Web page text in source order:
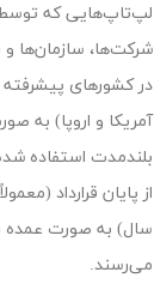
لپ‌تاپ‌هایی که
شرکت‌ها، سازمان‌ها و
در کشورهای پیشرفته
آمریکا و اروپا) به
بلندمدت استفاده
از پایان قرارداد (معمولاً
سال) به صورت عمده
می‌رسند.